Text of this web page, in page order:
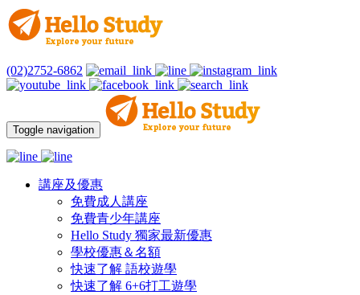
(02)2752-6862
Toggle navigation
講座及優惠
免費成人講座
免費青少年講座
Hello Study 獨家最新優惠
學校優惠＆名額
快速了解 語校遊學
快速了解 6+6打工遊學